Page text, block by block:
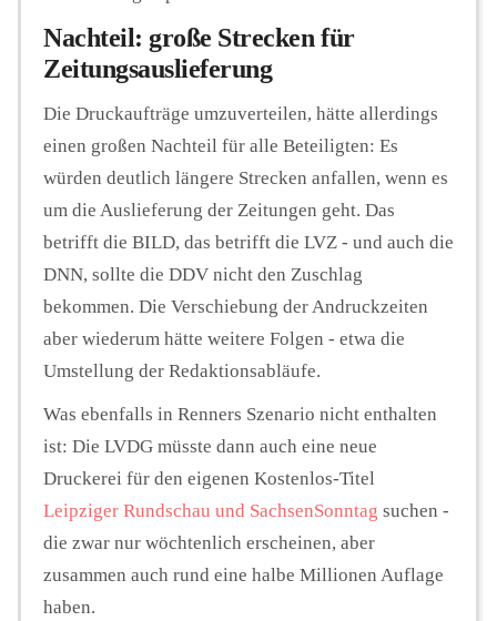
Nachteil: große Strecken für
Zeitungsauslieferung
Die Druckaufträge umzuverteilen, hätte allerdings
einen großen Nachteil für alle Beteiligten: Es
würden deutlich längere Strecken anfallen, wenn es
um die Auslieferung der Zeitungen geht. Das
betrifft die BILD, das betrifft die LVZ - und auch die
DNN, sollte die DDV nicht den Zuschlag
bekommen. Die Verschiebung der Andruckzeiten
aber wiederum hätte weitere Folgen - etwa die
Umstellung der Redaktionsabläufe.
Was ebenfalls in Renners Szenario nicht enthalten
ist: Die LVDG müsste dann auch eine neue
Druckerei für den eigenen Kostenlos-Titel
Leipziger Rundschau und SachsenSonntag suchen -
die zwar nur wöchtenlich erscheinen, aber
zusammen auch rund eine halbe Millionen Auflage
haben.